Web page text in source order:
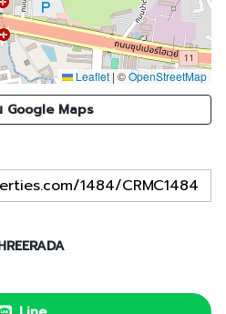
Leaflet | ©OpenStreetMap
Google Maps